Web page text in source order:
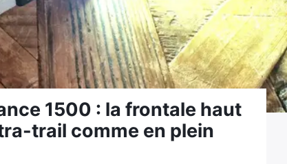
1500 : la frontale haut
trail comme en plein